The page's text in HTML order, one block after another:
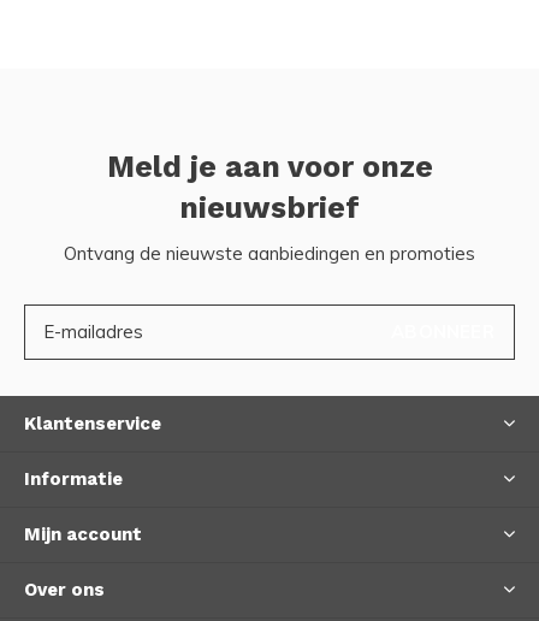
Meld je aan voor onze
nieuwsbrief
Ontvang de nieuwste aanbiedingen en promoties
Klantenservice
Informatie
Mijn account
Over ons